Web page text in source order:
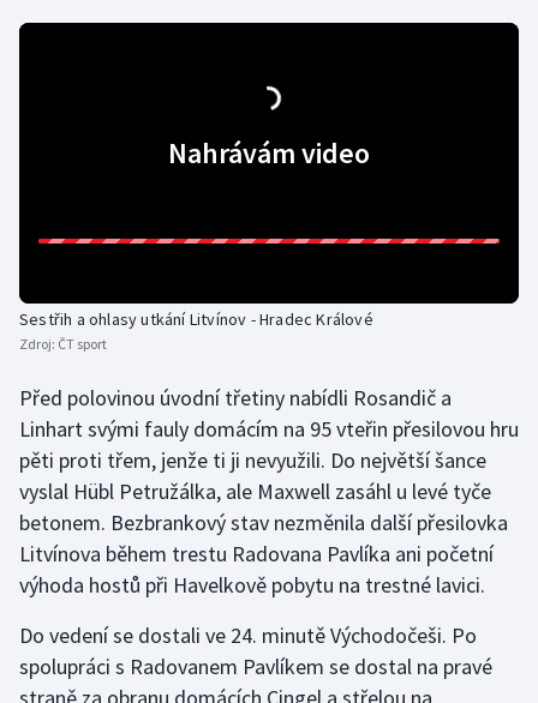
Rychlobruslení
Rychlostní kanoistika
Short track
Sportovní střelba
Stolní tenis
Triatlon
Veslování
Nahrávám video
Sestřih a ohlasy utkání Litvínov - Hradec Králové
Zdroj: ČT sport
Před polovinou úvodní třetiny nabídli Rosandič a
Linhart svými fauly domácím na 95 vteřin přesilovou hru
pěti proti třem, jenže ti ji nevyužili. Do největší šance
vyslal Hübl Petružálka, ale Maxwell zasáhl u levé tyče
betonem. Bezbrankový stav nezměnila další přesilovka
Litvínova během trestu Radovana Pavlíka ani početní
výhoda hostů při Havelkově pobytu na trestné lavici.
Do vedení se dostali ve 24. minutě Východočeši. Po
spolupráci s Radovanem Pavlíkem se dostal na pravé